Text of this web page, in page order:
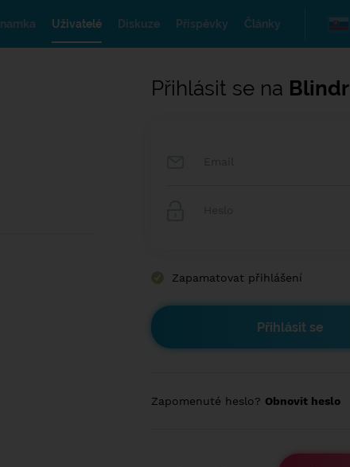
Uživatelé Diskuze Příspěvky Články
Přihlásit se na Blindr
Zapamatovat přihlášení
Zapomenuté heslo? Obnovit heslo